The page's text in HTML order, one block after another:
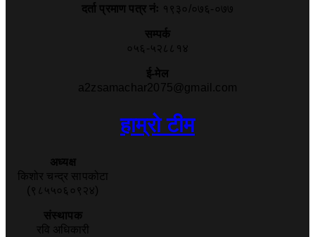
दर्ता प्रमाण पत्र नंः १९३०/०७६-०७७
सम्पर्क
०५६-५२८८१४
ई-मेल
a2zsamachar2075@gmail.com
हाम्रो टीम
अध्यक्ष
किशोर चन्द्र सापकोटा
(९८५५०६०९२४)
संस्थापक
रवि अधिकारी